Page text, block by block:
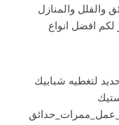
والفلل والمنازل
لكم افضل انواع
لتغطيه شبابيك